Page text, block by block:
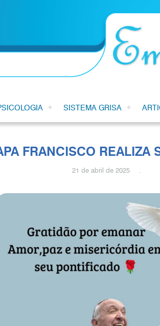
SISTEMA GRISA
FRANCISCO REALIZA
21 de abril de 2025 .